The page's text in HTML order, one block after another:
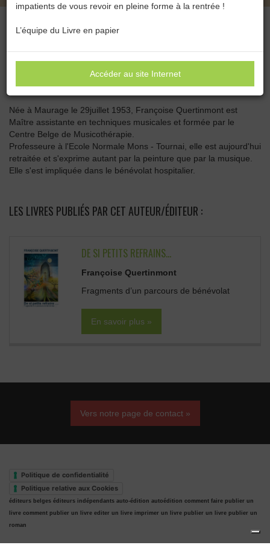
impatients de vous revoir en pleine forme à la rentrée !
L’équipe du Livre en papier
Accéder au site Internet
FRANÇOISE QUERTINMONT
Née à Maurage le 29juillet 1953, Françoise Quertinmont est
Maître assistante en techniques musicales et formée par le
Centre Belge de Musicothérapie.
Professeure à l'Ecole Normale Mons - Tournai, elle est aujourd'hui
retraitée et s'exprime autant par la peinture que par la musique.
Elle s'est impliquée dans le bénévolat hospitalier.
LES LIVRES PUBLIÉS PAR CET AUTEUR/ÉDITEUR :
DE SI PETITS REFRAINS...
Françoise Quertinmont
Fragments d’un parcours de bénévolat
En savoir plus »
Vers notre page de contact »
Politique de confidentialité
Politique relative aux Cookies
éditeurs belges éditeurs indépendants auto-édition autoédition comment faire publier un
livre comment publier un livre editer un livre imprimer un livre publier un livre publier un
roman